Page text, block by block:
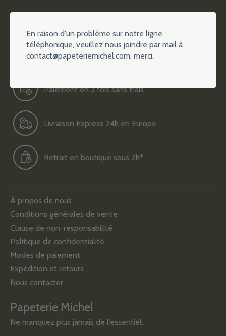
Plus de 15000 références
Paiement en 3 fois sans frais
Livraison Express 24h en Europe
Retrait en boutique sous 2h*
À propos de nous
Conditions générales de vente
Clause de non-responsabilité
Politique de confidentialité
Modes de paiement
Expédition et retours
Nous contacter
Papeterie Michel
Ne manquez plus jamais de l’essentiel.
En raison d'un problème sur notre ligne
téléphonique, veuillez nous joindre par mail à
contact@papeteriemichel.com, merci.